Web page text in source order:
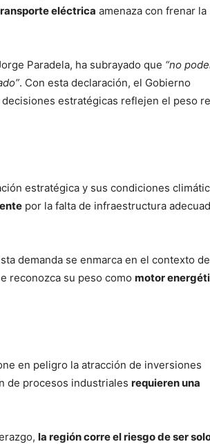
eléctrica amenaza con frenar la
Paradela, ha subrayado que “no
. Con esta declaración, el Gobierno
estratégicas reflejen el peso
estratégica y sus condiciones
por la falta de infraestructura
demanda se enmarca en el contexto
reconozca su peso como motor
en peligro la atracción de inversiones
de procesos industriales requieren una
la región corre el riesgo de ser